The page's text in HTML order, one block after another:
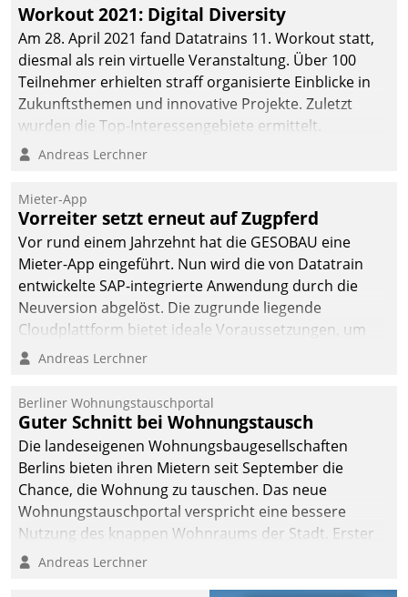
Lösungen mit hohem
Zukunftspotenzial.
Workout 2021: Digital Diversity
Am 28. April 2021 fand Datatrains 11. Workout statt,
diesmal als rein virtuelle Veranstaltung. Über 100
Teilnehmer erhielten straff organisierte Einblicke in
Zukunftsthemen und innovative Projekte. Zuletzt
wurden die Top-Interessengebiete ermittelt.
Andreas Lerchner
Mieter-App
Vorreiter setzt erneut auf Zugpferd
Vor rund einem Jahrzehnt hat die GESOBAU eine
Mieter-App eingeführt. Nun wird die von Datatrain
entwickelte SAP-integrierte Anwendung durch die
Neuversion abgelöst. Die zugrunde liegende
Cloudplattform bietet ideale Voraussetzungen, um
die Funktionalität der App zu erweitern und weitere
integrieren.
Andreas Lerchner
Berliner Wohnungstauschportal
Guter Schnitt bei Wohnungstausch
Die landeseigenen Wohnungsbaugesellschaften
Berlins bieten ihren Mietern seit September die
Chance, die Wohnung zu tauschen. Das neue
Wohnungstauschportal verspricht eine bessere
Nutzung des knappen Wohnraums der Stadt. Erster
Anwendungsfall für Datatrains Lösung API-Hub mit
Andreas Lerchner